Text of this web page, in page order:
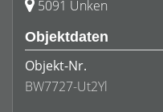
5091 Unken
Objektdaten
Objekt-Nr.
BW7727-Ut2Yl